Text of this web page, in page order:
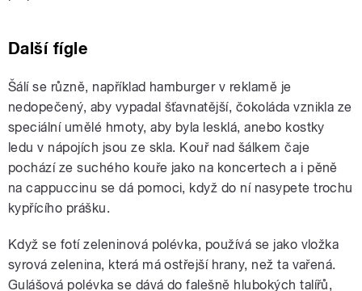
Další fígle
Šálí se různě, například hamburger v reklamě je
nedopečený, aby vypadal šťavnatější, čokoláda vznikla ze
speciální umělé hmoty, aby byla lesklá, anebo kostky
ledu v nápojích jsou ze skla. Kouř nad šálkem čaje
pochází ze suchého kouře jako na koncertech a i pěně
na cappuccinu se dá pomoci, když do ní nasypete trochu
kypřícího prášku.
Když se fotí zeleninová polévka, používá se jako vložka
syrová zelenina, která má ostřejší hrany, než ta vařená.
Gulášová polévka se dává do falešně hlubokých talířů,